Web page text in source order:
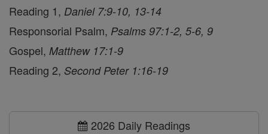
Reading 1, Daniel 7:9-10, 13-14
Responsorial Psalm, Psalms 97:1-2, 5-6, 9
Gospel, Matthew 17:1-9
Reading 2, Second Peter 1:16-19
2026 Daily Readings